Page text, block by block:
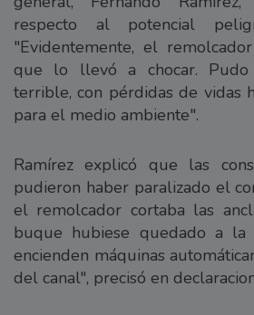
respecto al potencial
"Evidentemente, el
que lo llevó a chocar. Pudo
terrible, con pérdidas de vidas
para el medio ambiente".
Ramírez explicó que las
pudieron haber paralizado el
el remolcador cortaba las
buque hubiese quedado a la
encienden máquinas
del canal", precisó en